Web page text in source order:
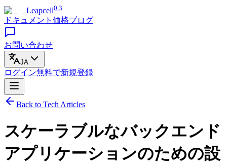
Leapcell0.3
ドキュメント 価格ブログ
お問い合わせ
JA
ログイン無料で新規登録
Back to Tech Articles
スケーラブルなバックエンド
アプリケーションのための設